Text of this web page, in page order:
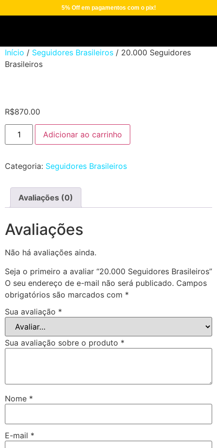
5% Off em pagamentos com o pix!
Início / Seguidores Brasileiros / 20.000 Seguidores
Brasileiros
R$870.00
Adicionar ao carrinho
Categoria: Seguidores Brasileiros
Avaliações (0)
Avaliações
Não há avaliações ainda.
Seja o primeiro a avaliar “20.000 Seguidores Brasileiros”
O seu endereço de e-mail não será publicado. Campos
obrigatórios são marcados com *
Sua avaliação *
Sua avaliação sobre o produto *
Nome *
E-mail *